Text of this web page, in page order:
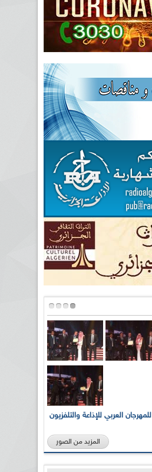
بالصور... الدورة الـ21 للمهرجان العربي للإذاعة والتلفزيون
المزيد من الصور